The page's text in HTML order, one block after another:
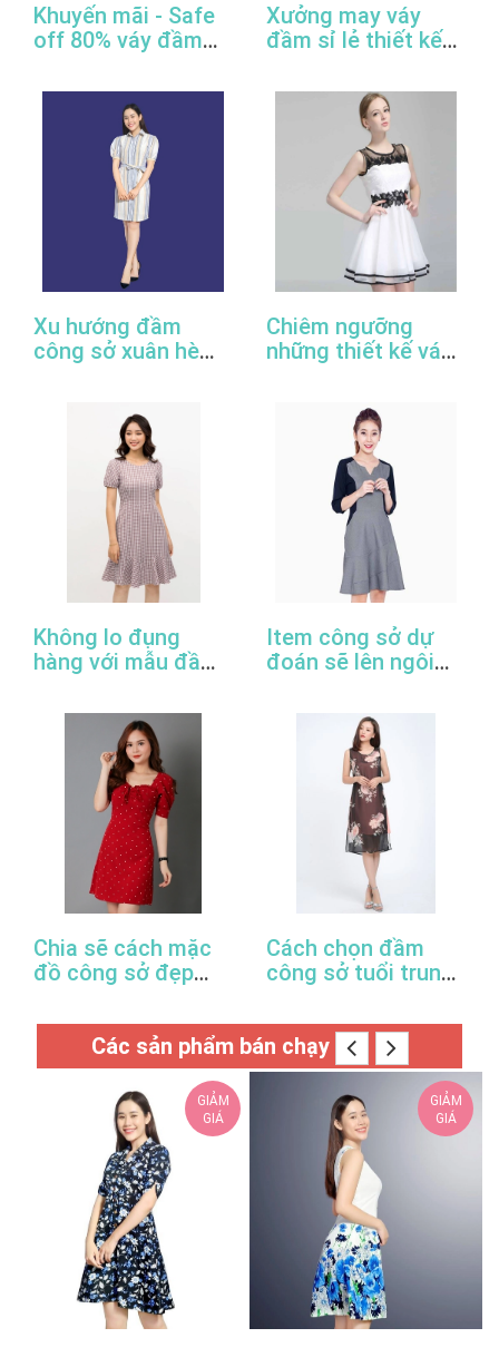
Khuyến mãi - Safe
off 80% váy đầm
đẹp
Xưởng may váy
đầm sỉ lẻ thiết kế
cấp, uy tín
Xu hướng đầm
công sở xuân hè
Chiêm ngưỡng
những thiết kế váy
Không lo đụng
hàng với mẫu đầm
thanh lịch
Item công sở dự
đoán sẽ lên ngôi
Chia sẽ cách mặc
đồ công sở đẹp
này
Cách chọn đầm
công sở tuổi trung
Các sản phẩm bán chạy
GIẢM
GIÁ
GIẢM
GIÁ